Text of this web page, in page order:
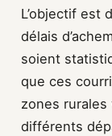
L’objectif est
délais
soient
que ces
zones
différents